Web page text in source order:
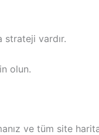
vardır.
olun.
ve tüm site